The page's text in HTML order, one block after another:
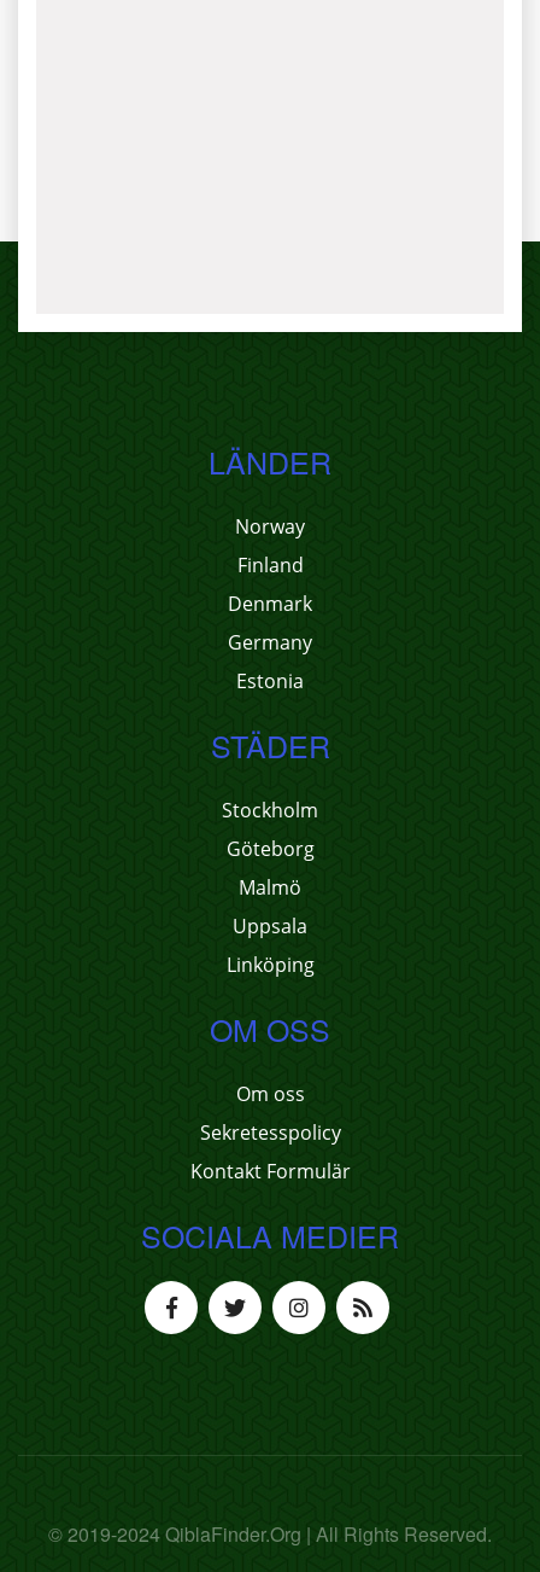
LÄNDER
Norway
Finland
Denmark
Germany
Estonia
STÄDER
Stockholm
Göteborg
Malmö
Uppsala
Linköping
OM OSS
Om oss
Sekretesspolicy
Kontakt Formulär
SOCIALA MEDIER
© 2019-2024 QiblaFinder.Org | All Rights Reserved.